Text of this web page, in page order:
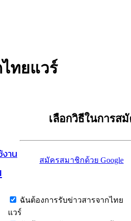
ทยแวร์
าน
เลือกวิธีในการส
สมัครสมาชิกด้วย Google
ฉันต้องการรับข่าวสารจากไทย
แวร์